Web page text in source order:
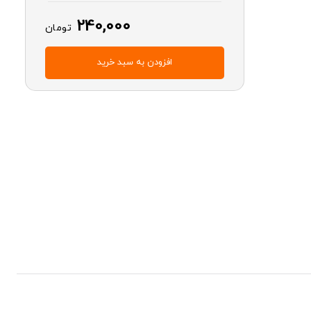
240,000 تومان
افزودن به سبد خرید